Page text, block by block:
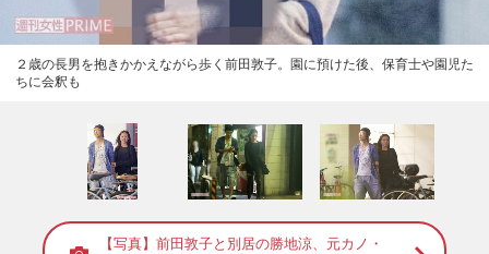
２歳の長男を抱きかかえながら歩く前田敦子。園に預けた後、保育士や園児た
ちに会釈も
【写真】前田敦子と別居の勝地涼、元カノ・